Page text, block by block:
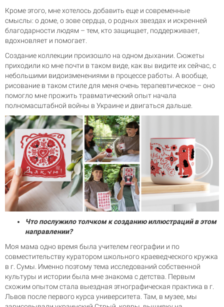
Кроме этого, мне хотелось добавить еще и современные
смыслы: о доме, о зове сердца, о родных звездах и искренней
благодарности людям – тем, кто защищает, поддерживает,
вдохновляет и помогает.
Создание коллекции произошло на одном дыхании. Сюжеты
приходили ко мне почти в таком виде, как вы видите их сейчас, с
небольшими видоизменениями в процессе работы. А вообще,
рисование в таком стиле для меня очень терапевтическое – оно
помогло мне прожить травматический опыт начала
полномасштабной войны в Украине и двигаться дальше.
Что послужило толчком к созданию иллюстраций в этом
направлении?
Моя мама одно время была учителем географии и по
совместительству куратором школьного краеведческого кружка
в г. Сумы. Именно поэтому тема исследований собственной
культуры и истории была мне знакома с детства. Первым
схожим опытом стала выездная этнографическая практика в г.
Львов после первого курса университета. Там, в музее, мы